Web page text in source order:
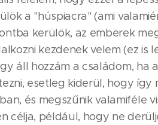
a "húspiacra" (ami
kerülök, az emberek
kezdenek velem (ez is
áll hozzám a családom, ha
esetleg kiderül, hogy így
és megszűnik valamiféle
célja, például, hogy ne